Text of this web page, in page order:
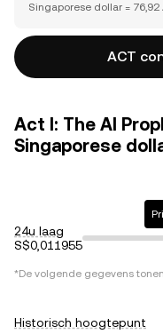
Singaporese dollar = 76,92
ACT
Act I: The AI
Singaporese
24u laag
S$0,011955
*De volgende gegevens
Historisch hoogtepunt